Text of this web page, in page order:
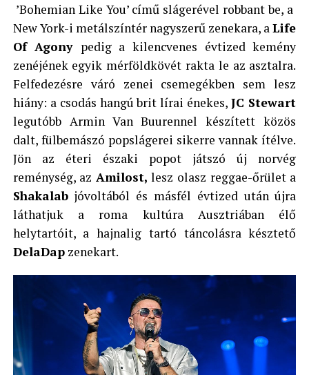
’Bohemian Like You’ című slágerével robbant be, a
New York-i metálszíntér nagyszerű zenekara, aLife
Of Agony pedig a kilencvenes évtized kemény
zenéjének egyik mérföldkövét rakta le az asztalra.
Felfedezésre váró zenei csemegékben sem lesz
hiány: a csodás hangú brit lírai énekes,JC Stewart
legutóbb Armin Van Buurennel készített közös
dalt, fülbemászó popslágerei sikerre vannak ítélve.
Jön az éteri északi popot játszó új norvég
reménység, az Amilost,lesz olasz reggae-őrület a
Shakalabjóvoltából és másfél évtized után újra
láthatjuk a roma kultúra Ausztriában élő
helytartóit, a hajnalig tartó táncolásra késztető
DelaDapzenekart.